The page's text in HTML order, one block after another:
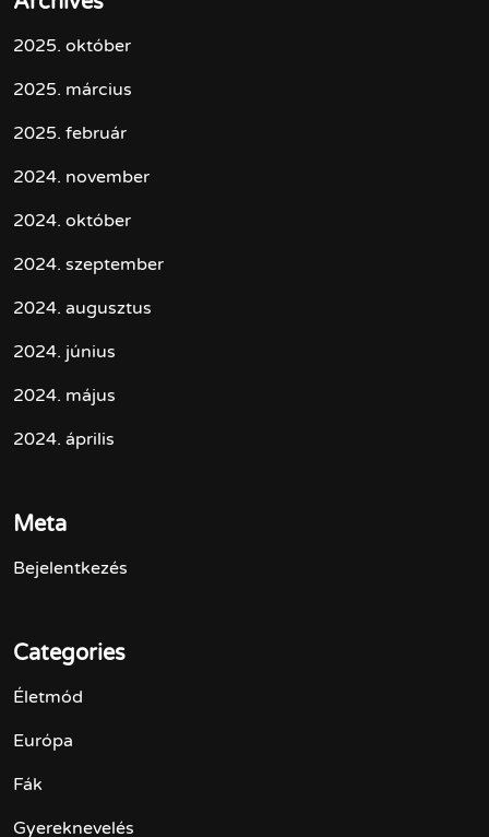
2025. október
2025. március
2025. február
2024. november
2024. október
2024. szeptember
2024. augusztus
2024. június
2024. május
2024. április
Meta
Bejelentkezés
Categories
Életmód
Európa
Fák
Gyereknevelés